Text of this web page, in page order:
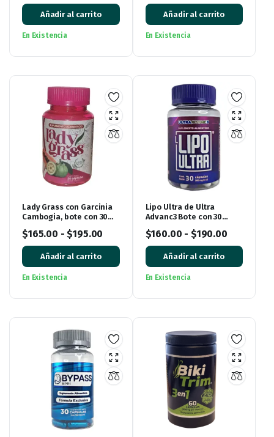
Añadir al carrito
En Existencia
Añadir al carrito
En Existencia
Lady Grass con Garcinia
Cambogia, bote con 30
$165.00 - $195.00
Añadir al carrito
En Existencia
Lipo Ultra de Ultra
Advanc3 Bote con 30
$160.00 - $190.00
Añadir al carrito
En Existencia